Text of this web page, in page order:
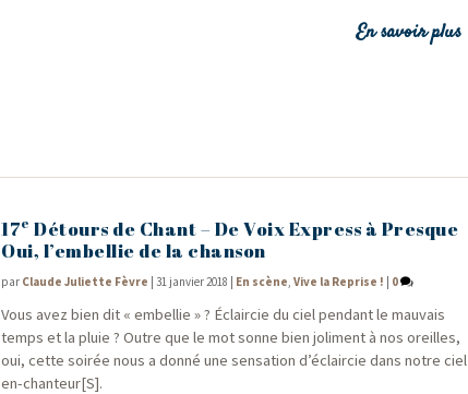
En savoir plus
17e Détours de Chant – De Voix Express à Presque
Oui, l’embellie de la chanson
par Claude Juliette Fèvre |31 janvier 2018 En scène,Vive la Reprise ! 0
Vous avez bien dit « embel­lie » ? Éclair­cie du ciel pen­dant le mau­vais
temps et la pluie ? Outre que le mot sonne bien joli­ment à nos oreilles,
oui, cette soi­rée nous a don­né une sen­sa­tion d’éclaircie dans notre ciel
en-chanteur[S].